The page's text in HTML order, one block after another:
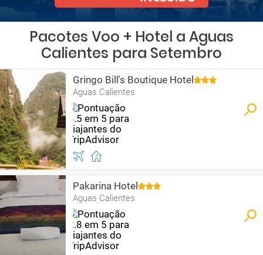
Pacotes Voo + Hotel a Aguas
Calientes para Setembro
Gringo Bill's Boutique Hotel
Aguas Calientes
Pakarina Hotel
Aguas Calientes